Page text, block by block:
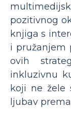
pozitivnog
knjiga s
i pružanjem
ovih
inkluzivnu
koji ne žele
ljubav